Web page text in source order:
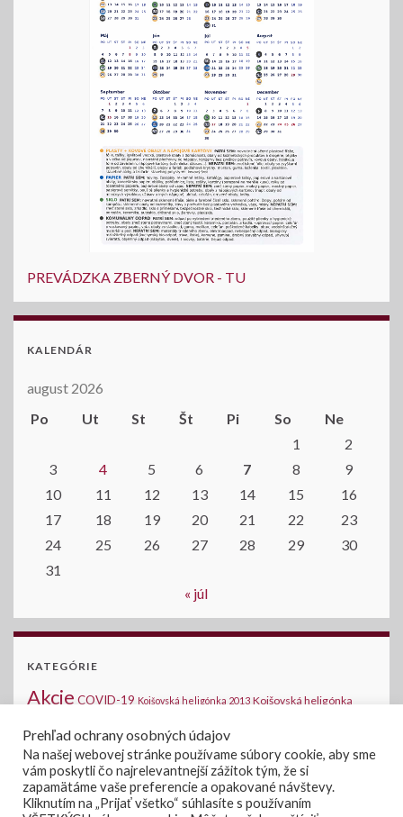
PREVÁDZKA ZBERNÝ DVOR - TU
KALENDÁR
august 2026
Po
Ut St Št Pi So
Ne
1
2
3
4 5 6 7 8
9
10
11 12 13 14 15
16
17
18 19 20 21 22
23
24
25 26 27 28 29
30
31
« júl
KATEGÓRIE
Akcie COVID-19 Kojšovská heligónka 2013 Kojšovská heligónka
šou - Kojšov Novinky na stránke
OznamyVerejné súťaže Voľby Voľby 2019
NRSR 2020 Zasadanie OZÚradná tabuľa
Prehľad ochrany osobných údajov
Na našej webovej stránke používame súbory cookie, aby sme
vám poskytli čo najrelevantnejší zážitok tým, že si
zapamätáme vaše preferencie a opakované návštevy.
Kliknutím na „Prijať všetko“ súhlasíte s používaním